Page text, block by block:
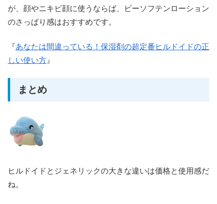
が、顔やニキビ顔に使うならば、ビーソフテンローション
のさっぱり感はおすすめです。
『あなたは間違っている！保湿剤の超定番ヒルドイドの正
しい使い方 』
まとめ
ヒルドイドとジェネリックの大きな違いは価格と使用感だ
ね。